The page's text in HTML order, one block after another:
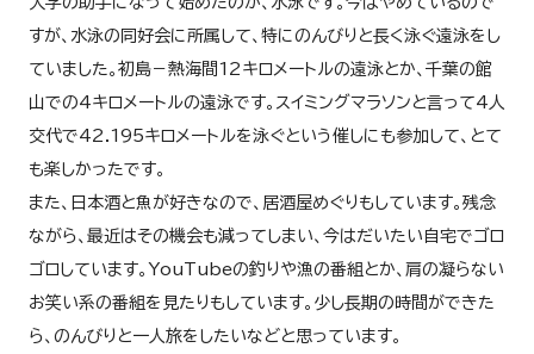
すが、水泳の同好会に所属して、特にのんびりと長く泳ぐ遠泳をし
ていました。初島－熱海間12キロメートルの遠泳とか、千葉の館
山での4キロメートルの遠泳です。スイミングマラソンと言って4人
交代で42.195キロメートルを泳ぐという催しにも参加して、とて
も楽しかったです。
また、日本酒と魚が好きなので、居酒屋めぐりもしています。残念
ながら、最近はその機会も減ってしまい、今はだいたい自宅でゴロ
ゴロしています。YouTubeの釣りや漁の番組とか、肩の凝らない
お笑い系の番組を見たりもしています。少し長期の時間ができた
ら、のんびりと一人旅をしたいなどと思っています。